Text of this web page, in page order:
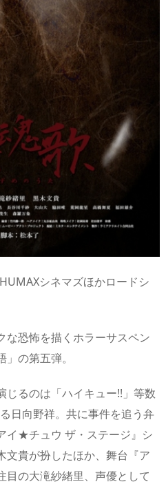
シネマズほかロードシ
な恐怖を描くホラーサスペン
の第五弾。
じるのは「ハイキュー!!」等数
日向野祥。共に事件を追う弁
イ★チュウ ザ・ステージ』シ
文貴が扮したほか、舞台『ア
目の大滝紗緒里、声優として